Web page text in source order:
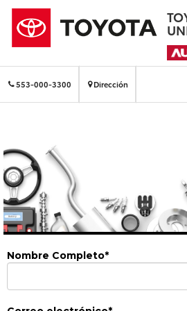
553-000-3300 Dirección